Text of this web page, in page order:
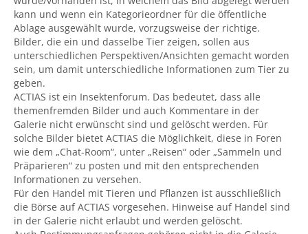
kann und wenn ein Kategorieordner für die öffentliche
Ablage ausgewählt wurde, vorzugsweise der richtige.
Bilder, die ein und dasselbe Tier zeigen, sollen aus
unterschiedlichen Perspektiven/Ansichten gemacht worden
sein, um damit unterschiedliche Informationen zum Tier zu
geben.
ACTIAS ist ein Insektenforum. Das bedeutet, dass alle
themenfremden Bilder und auch Kommentare in der
Galerie nicht erwünscht sind und gelöscht werden. Für
solche Bilder bietet ACTIAS die Möglichkeit, diese in Foren
wie dem „Chat-Room“, unter „Reisen“ oder „Sammeln und
Präparieren“ zu posten und mit den entsprechenden
Informationen zu versehen.
Für den Handel mit Tieren und Pflanzen ist ausschließlich
die Börse auf ACTIAS vorgesehen. Hinweise auf Handel sind
in der Galerie nicht erlaubt und werden gelöscht.